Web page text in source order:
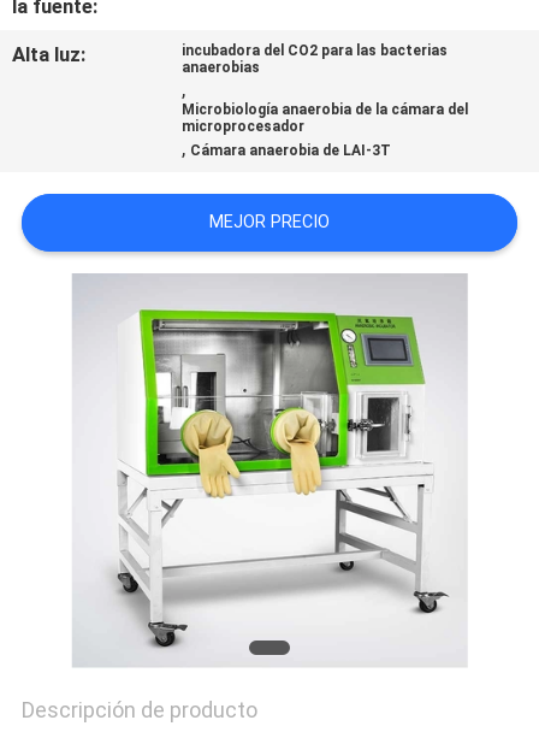
PIDA
MAPA
DEL
la fuente:
Alta luz:
incubadora del CO2 para las bacterias
anaerobias
,
Microbiología anaerobia de la cámara del
microprocesador
, Cámara anaerobia de LAI-3T
MEJOR PRECIO
Descripción de producto